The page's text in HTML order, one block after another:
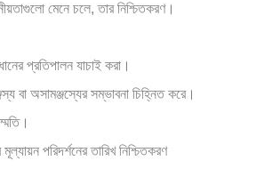
মেনে চলে, তার নিশ্চিতকরণ।
প্রতিপালন যাচাই করা।
বা অসামঞ্জস্যের সম্ভাবনা চিহ্নিত করে।
পরিদর্শনের তারিখ নিশ্চিতকরণ